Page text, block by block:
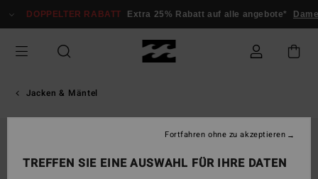
zur
springen
DOPPELTER RABATT Extra 25% Rabatt auf alle angebote*
Jacken & Mäntel
TREFFEN SIE EINE AUSWAHL FÜR IHRE DATEN
Fortfahren ohne zu akzeptieren